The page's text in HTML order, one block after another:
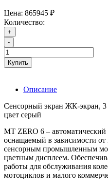
Цена: 865945 ₽
Количество:
+
-
Купить
Описание
Cенсорный экран ЖК-экран, 3
цвет серый
MT ZERO 6 –
оснащаемый в зависимости
сенсорным промышленным
цветным дисплеем.
работы для обслуживания
мотоциклов и малого